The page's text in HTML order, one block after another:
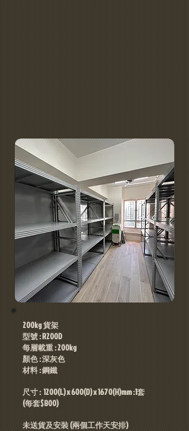
200kg 貨架
型號 : R200D
每層載重 : 200kg
顏色 : 深灰色
材料 : 鋼鐵
尺寸 : 1200(L) x 600(D) x 1670(H)mm :1套
(每套$800)
​未送貨及安裝 (兩個工作天安排)​​​